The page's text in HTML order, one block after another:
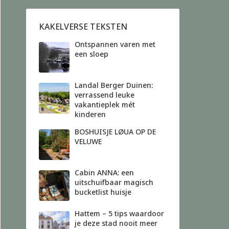
KAKELVERSE TEKSTEN
Ontspannen varen met
een sloep
Landal Berger Duinen:
verrassend leuke
vakantieplek mét
kinderen
BOSHUISJE LØUA OP DE
VELUWE
Cabin ANNA: een
uitschuifbaar magisch
bucketlist huisje
Hattem – 5 tips waardoor
je deze stad nooit meer